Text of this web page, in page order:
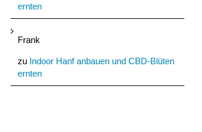
ernten
Frank
zu Indoor Hanf anbauen und CBD-Blüten
ernten